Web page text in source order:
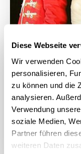
Diese Webseite
Wir verwenden
personalisieren,
zu können und die
analysieren.
Verwendung
soziale Medien,
Partner führen
weiteren Daten